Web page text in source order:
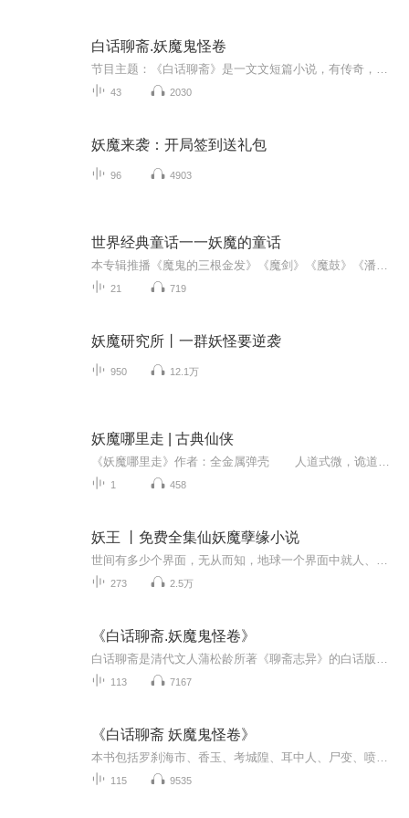
白话聊斋.妖魔鬼怪卷
43 2030
妖魔来袭：开局签到送礼包
96 4903
世界经典童话一一妖魔的童话
21 719
妖魔研究所丨一群妖怪要逆袭
950 12.1万
妖魔哪里走 | 古典仙侠
1 458
妖王 丨免费全集仙妖魔孽缘小说
273 2.5万
《白话聊斋.妖魔鬼怪卷》
113 7167
《白话聊斋 妖魔鬼怪卷》
115 9535